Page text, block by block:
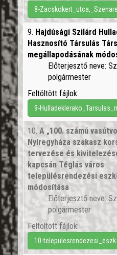
8-
9. Hajdúsági Szilárd
Hasznosító Társulás
megállapodásának
Előterjesztő neve:
polgármester
Feltöltött fájlok:
9-
10. A „100. számú
Nyíregyháza szakasz
tervezése és
kapcsán Téglás város
településrendezési
módosítása
Előterjesztő neve:
polgármester
Feltöltött fájlok:
10-